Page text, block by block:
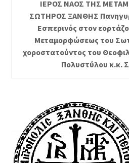
ΙΕΡΟΣ ΝΑΟΣ ΤΗΣ
ΣΩΤΗΡΟΣ ΞΑΝΘΗΣ
Εσπερινός στον
Μεταμορφώσεως του
χοροστατούντος του
Πολυστύλου κ.κ.